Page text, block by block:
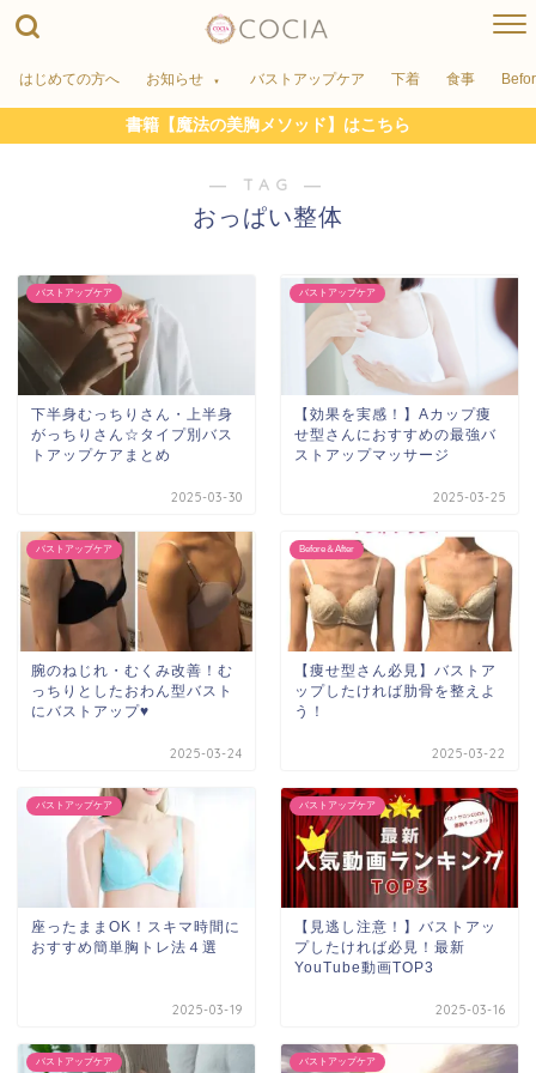
はじめての方へ お知らせ バストアップケア 下着 食事
書籍【魔法の美胸メソッド】はこちら
― TAG ―
おっぱい整体
バストアップケア
下半身むっちりさん・上半身
がっちりさん☆タイプ別バス
トアップケアまとめ
2025-03-30
バストアップケア
【効果を実感！】Aカップ痩
せ型さんにおすすめの最強バ
ストアップマッサージ
2025-03-25
バストアップケア
腕のねじれ・むくみ改善！む
っちりとしたおわん型バスト
にバストアップ♥
2025-03-24
Before＆After
【痩せ型さん必見】バストア
ップしたければ肋骨を整えよ
う！
2025-03-22
バストアップケア
座ったままOK！スキマ時間に
おすすめ簡単胸トレ法４選
2025-03-19
バストアップケア
【見逃し注意！】バストアッ
プしたければ必見！最新
YouTube動画TOP3
2025-03-16
バストアップケア バストアップケア